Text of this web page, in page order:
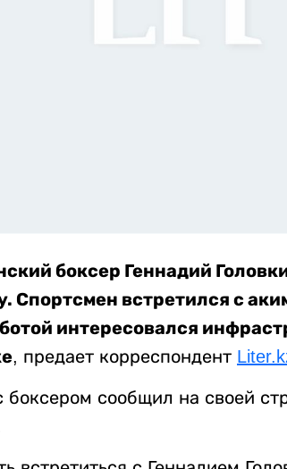
боксер Геннадий
Спортсмен встретился с
интересовался
, предает корреспондент
боксером сообщил на своей